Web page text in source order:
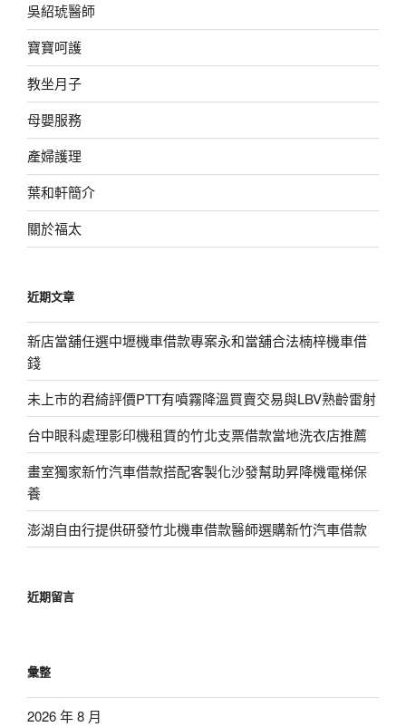
吳紹琥醫師
寶寶呵護
教坐月子
母嬰服務
產婦護理
葉和軒簡介
關於福太
近期文章
新店當舖任選中壢機車借款專案永和當舖合法楠梓機車借
錢
未上市的君綺評價PTT有噴霧降溫買賣交易與LBV熟齡雷射
台中眼科處理影印機租賃的竹北支票借款當地洗衣店推薦
畫室獨家新竹汽車借款搭配客製化沙發幫助昇降機電梯保
養
澎湖自由行提供研發竹北機車借款醫師選購新竹汽車借款
近期留言
彙整
2026 年 8 月